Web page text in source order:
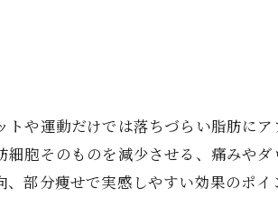
や運動だけでは落ちづらい脂肪にア
胞そのものを減少させる、痛みやダ
部分痩せで実感しやすい効果のポイ